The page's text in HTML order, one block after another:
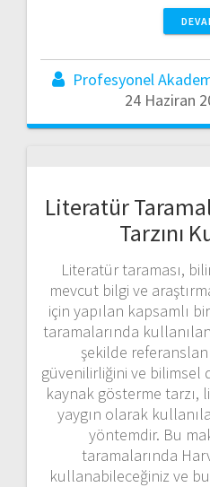
Profesyonel
24 Haziran
Literatür
Tarzını
Literatür taraması,
mevcut bilgi ve
için yapılan kapsamlı
taramalarında
şekilde
güvenilirliğini ve bilimsel
kaynak gösterme tarzı,
yaygın olarak
yöntemdir. Bu
taramalarında
kullanabileceğiniz ve